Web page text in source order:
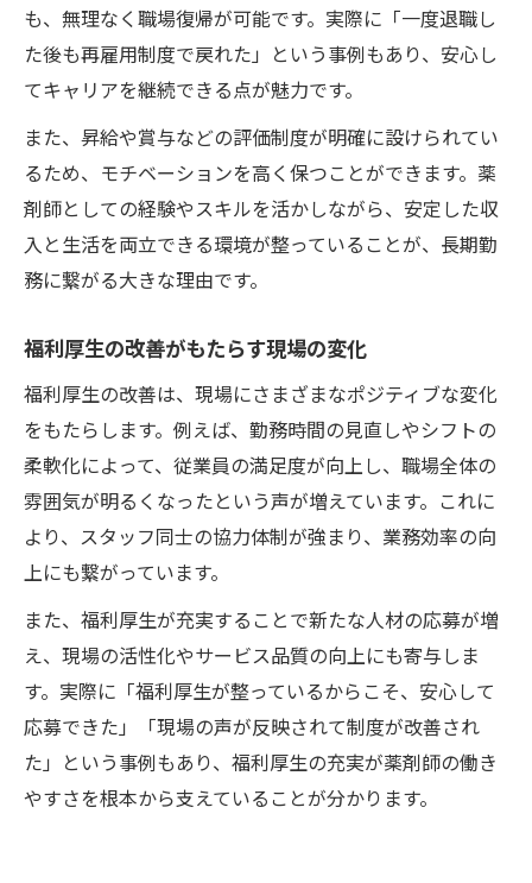
も、無理なく職場復帰が可能です。実際に「一度退職し
た後も再雇用制度で戻れた」という事例もあり、安心し
てキャリアを継続できる点が魅力です。
また、昇給や賞与などの評価制度が明確に設けられてい
るため、モチベーションを高く保つことができます。薬
剤師としての経験やスキルを活かしながら、安定した収
入と生活を両立できる環境が整っていることが、長期勤
務に繋がる大きな理由です。
福利厚生の改善がもたらす現場の変化
福利厚生の改善は、現場にさまざまなポジティブな変化
をもたらします。例えば、勤務時間の見直しやシフトの
柔軟化によって、従業員の満足度が向上し、職場全体の
雰囲気が明るくなったという声が増えています。これに
より、スタッフ同士の協力体制が強まり、業務効率の向
上にも繋がっています。
また、福利厚生が充実することで新たな人材の応募が増
え、現場の活性化やサービス品質の向上にも寄与しま
す。実際に「福利厚生が整っているからこそ、安心して
応募できた」「現場の声が反映されて制度が改善され
た」という事例もあり、福利厚生の充実が薬剤師の働き
やすさを根本から支えていることが分かります。